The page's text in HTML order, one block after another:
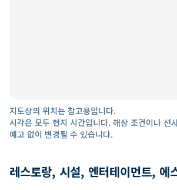
지도상의 위치는 참고용입니다.
시각은 모두 현지 시간입니다. 해상 조건이나 선
예고 없이 변경될 수 있습니다.
레스토랑, 시설, 엔터테이먼트, 에